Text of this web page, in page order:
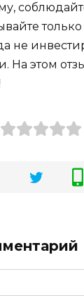
только
не
На этом